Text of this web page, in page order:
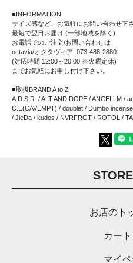
■INFORMATION
サイズ感など、お気軽にお問い合わせ下さ
最短で翌日お届け (一部地域を除く)
お電話でのご注文/お問い合わせは
octavia/オクタヴィア :073-488-2880
(対応時間 12:00～20:00 ※火曜定休)
までお気軽にお申し付け下さい。
■取扱BRAND A to Z
A.D.S.R. / ALT AND DOPE / ANCELLM /
C.E(CAVEMPT) / doublet / Dumbo
/ JieDa / kudos / NVRFRGT / ROTOL /
お店のト
カー
マイ